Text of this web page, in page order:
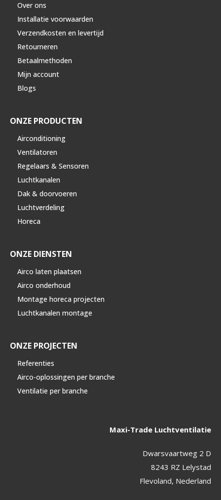
Over ons
Installatie voorwaarden
Verzendkosten en levertijd
Retourneren
Betaalmethoden
Mijn account
Blogs
ONZE PRODUCTEN
Airconditioning
Ventilatoren
Regelaars & Sensoren
Luchtkanalen
Dak & doorvoeren
Luchtverdeling
Horeca
ONZE DIENSTEN
Airco laten plaatsen
Airco onderhoud
Montage horeca projecten
Luchtkanalen montage
ONZE PROJECTEN
Referenties
Airco-oplossingen per branche
Ventilatie per branche
Maxi-Trade Luchtventilatie
Dwarsvaartweg 2 D
8243 RZ Lelystad
Flevoland, Nederland